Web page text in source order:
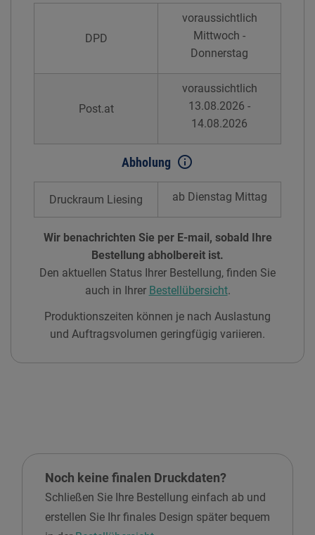
DPD
voraussichtlich
Mittwoch -
Donnerstag
Post.at
voraussichtlich
13.08.2026 -
14.08.2026
Abholung info_outline
Druckraum Liesing ab Dienstag Mittag
Wir benachrichten Sie per E-mail, sobald Ihre
Bestellung abholbereit ist.
Den aktuellen Status Ihrer Bestellung, finden Sie
auch in Ihrer Bestellübersicht.
Produktionszeiten können je nach Auslastung
und Auftragsvolumen geringfügig variieren.
Noch keine finalen Druckdaten?
Schließen Sie Ihre Bestellung einfach ab und
erstellen Sie Ihr finales Design später bequem